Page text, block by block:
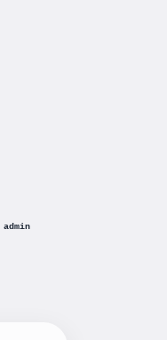
admin